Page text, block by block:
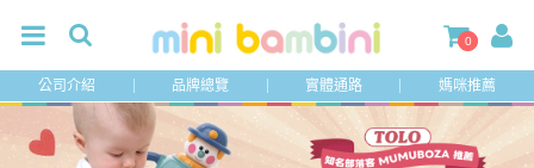
0
公司介紹 品牌總覽 實體通路 媽咪推薦